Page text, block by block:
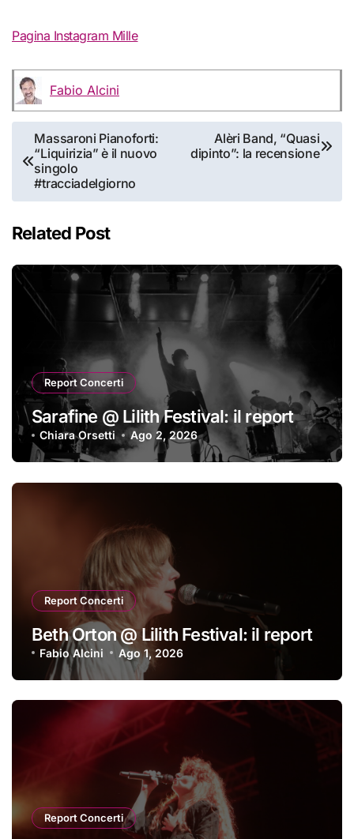
Pagina Instagram Mille
Fabio Alcini
Navigazione
articoli
Massaroni Pianoforti:
“Liquirizia” è il nuovo
singolo
#tracciadelgiorno
Alèri Band, “Quasi
dipinto”: la recensione
Related Post
Report Concerti
Sarafine @ Lilith Festival: il report
Chiara Orsetti Ago 2, 2026
Report Concerti
Beth Orton @ Lilith Festival: il report
Fabio Alcini Ago 1, 2026
Report Concerti